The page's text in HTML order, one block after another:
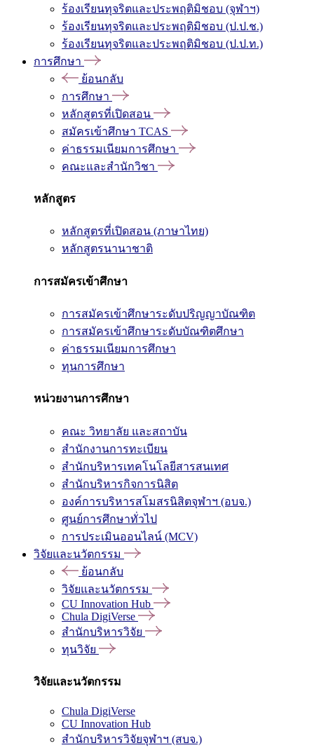
ร้องเรียนทุจริตและประพฤติมิชอบ (จุฬาฯ)
ร้องเรียนทุจริตและประพฤติมิชอบ (ป.ป.ช.)
ร้องเรียนทุจริตและประพฤติมิชอบ (ป.ป.ท.)
การศึกษา
ย้อนกลับ
การศึกษา
หลักสูตรที่เปิดสอน
สมัครเข้าศึกษา TCAS
ค่าธรรมเนียมการศึกษา
คณะและสำนักวิชา
หลักสูตร
หลักสูตรที่เปิดสอน (ภาษาไทย)
หลักสูตรนานาชาติ
การสมัครเข้าศึกษา
การสมัครเข้าศึกษาระดับปริญญาบัณฑิต
การสมัครเข้าศึกษาระดับบัณฑิตศึกษา
ค่าธรรมเนียมการศึกษา
ทุนการศึกษา
หน่วยงานการศึกษา
คณะ วิทยาลัย และสถาบัน
สำนักงานการทะเบียน
สำนักบริหารเทคโนโลยีสารสนเทศ
สำนักบริหารกิจการนิสิต
องค์การบริหารสโมสรนิสิตจุฬาฯ (อบจ.)
ศูนย์การศึกษาทั่วไป
การประเมินออนไลน์ (MCV)
วิจัยและนวัตกรรม
ย้อนกลับ
วิจัยและนวัตกรรม
CU Innovation Hub
Chula DigiVerse
สำนักบริหารวิจัย
ทุนวิจัย
วิจัยและนวัตกรรม
Chula DigiVerse
CU Innovation Hub
สำนักบริหารวิจัยจุฬาฯ (สบจ.)